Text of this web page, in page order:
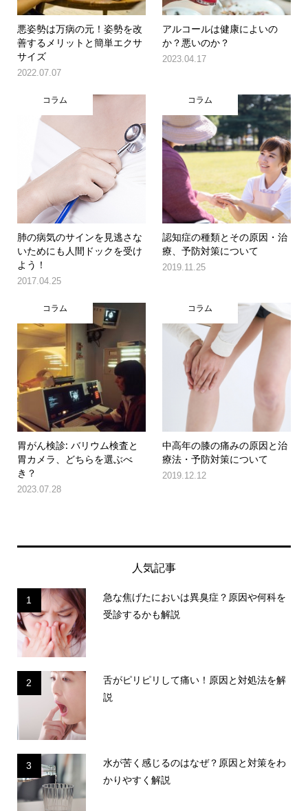
悪姿勢は万病の元！姿勢を改
善するメリットと簡単エクサ
サイズ
2022.07.07
アルコールは健康によいの
か？悪いのか？
2023.04.17
コラム
肺の病気のサインを見逃さな
いためにも人間ドックを受け
よう！
2017.04.25
コラム
認知症の種類とその原因・治
療、予防対策について
2019.11.25
コラム
胃がん検診: バリウム検査と
胃カメラ、どちらを選ぶべ
き？
2023.07.28
コラム
中高年の膝の痛みの原因と治
療法・予防対策について
2019.12.12
人気記事
1
急な焦げたにおいは異臭症？原因や何科を
受診するかも解説
2
舌がピリピリして痛い！原因と対処法を解
説
3
水が苦く感じるのはなぜ？原因と対策をわ
かりやすく解説